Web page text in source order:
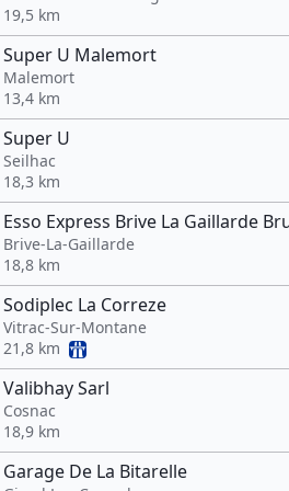
19,5 km
Super U Malemort
Malemort
13,4 km
Super U
Seilhac
18,3 km
Esso Express Brive La Gaillarde
Brive-La-Gaillarde
18,8 km
Sodiplec La Correze
Vitrac-Sur-Montane
21,8 km
Valibhay Sarl
Cosnac
18,9 km
Garage De La Bitarelle